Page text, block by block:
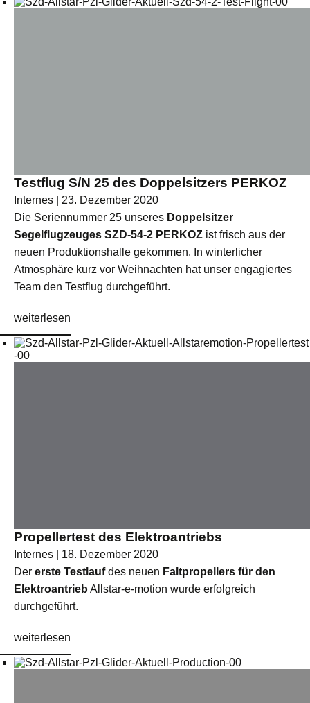
Testflug S/N 25 des Doppelsitzers PERKOZ
Internes | 23. Dezember 2020
Die Seriennummer 25 unseres Doppelsitzer
Segelflugzeuges SZD-54-2 PERKOZ ist frisch aus der
neuen Produktionshalle gekommen. In winterlicher
Atmosphäre kurz vor Weihnachten hat unser engagiertes
Team den Testflug durchgeführt.
weiterlesen
Propellertest des Elektroantriebs
Internes | 18. Dezember 2020
Der erste Testlaufdes neuen Faltpropellers für den
Elektroantrieb Allstar-e-motion wurde erfolgreich
durchgeführt.
weiterlesen